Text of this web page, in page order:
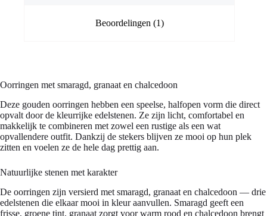
Beoordelingen (1)
Oorringen met smaragd, granaat en chalcedoon
Deze gouden oorringen hebben een speelse, halfopen vorm die direct
opvalt door de kleurrijke edelstenen. Ze zijn licht, comfortabel en
makkelijk te combineren met zowel een rustige als een wat
opvallendere outfit. Dankzij de stekers blijven ze mooi op hun plek
zitten en voelen ze de hele dag prettig aan.
Natuurlijke stenen met karakter
De oorringen zijn versierd met smaragd, granaat en chalcedoon — drie
edelstenen die elkaar mooi in kleur aanvullen. Smaragd geeft een
frisse, groene tint, granaat zorgt voor warm rood en chalcedoon brengt